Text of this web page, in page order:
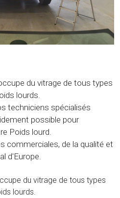
du vitrage de tous types
lourds.
techniciens spécialisés
possible pour
Poids lourd.
commerciales, de la qualité et
d'Europe.
du vitrage de tous types
lourds.